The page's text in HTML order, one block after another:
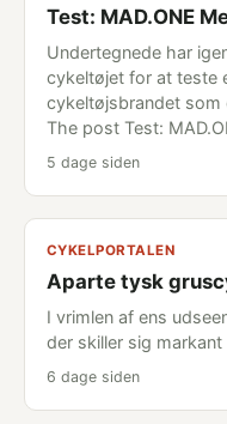
Test: MAD.ONE
Undertegnede har
cykeltøjet for at teste
cykeltøjsbrandet som
The post Test:
5 dage siden
CYKELPORTALEN
Aparte tysk
I vrimlen af ens
der skiller sig markant
6 dage siden